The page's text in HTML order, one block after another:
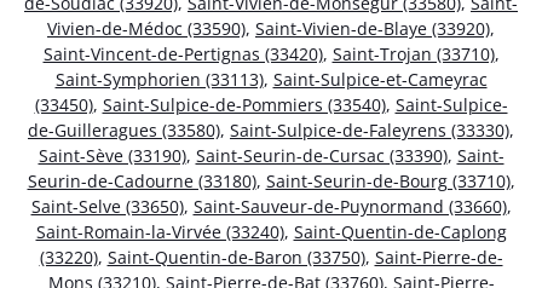
Vivien-de-Médoc (33590), Saint-Vivien-de-Blaye (33920),
Saint-Vincent-de-Pertignas (33420), Saint-Trojan (33710),
Saint-Symphorien (33113), Saint-Sulpice-et-Cameyrac
(33450), Saint-Sulpice-de-Pommiers (33540), Saint-Sulpice-
de-Guilleragues (33580), Saint-Sulpice-de-Faleyrens (33330),
Saint-Sève (33190), Saint-Seurin-de-Cursac (33390), Saint-
Seurin-de-Cadourne (33180), Saint-Seurin-de-Bourg (33710),
Saint-Selve (33650), Saint-Sauveur-de-Puynormand (33660),
Saint-Romain-la-Virvée (33240), Saint-Quentin-de-Caplong
(33220), Saint-Quentin-de-Baron (33750), Saint-Pierre-de-
Mons (33210), Saint-Pierre-de-Bat (33760), Saint-Pierre-